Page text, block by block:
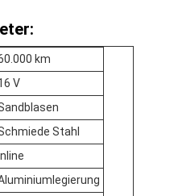
km
V
Stahl
Inline